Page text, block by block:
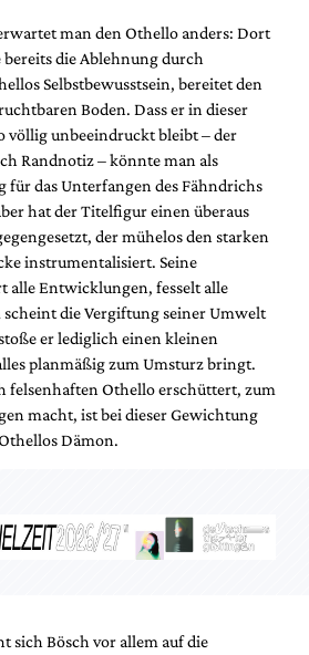
man den Othello anders: Dort
die Ablehnung durch
Selbstbewusstsein, bereitet den
Boden. Dass er in dieser
völlig unbeeindruckt bleibt – der
Randnotiz – könnte man als
für das Unterfangen des Fähndrichs
hat der Titelfigur einen überaus
der mühelos den starken
instrumentalisiert. Seine
alle Entwicklungen, fesselt alle
die Vergiftung seiner Umwelt
er lediglich einen kleinen
planmäßig zum Umsturz bringt.
felsenhaften Othello erschüttert, zum
macht, ist bei dieser Gewichtung
Dämon.
sich Bösch vor allem auf die